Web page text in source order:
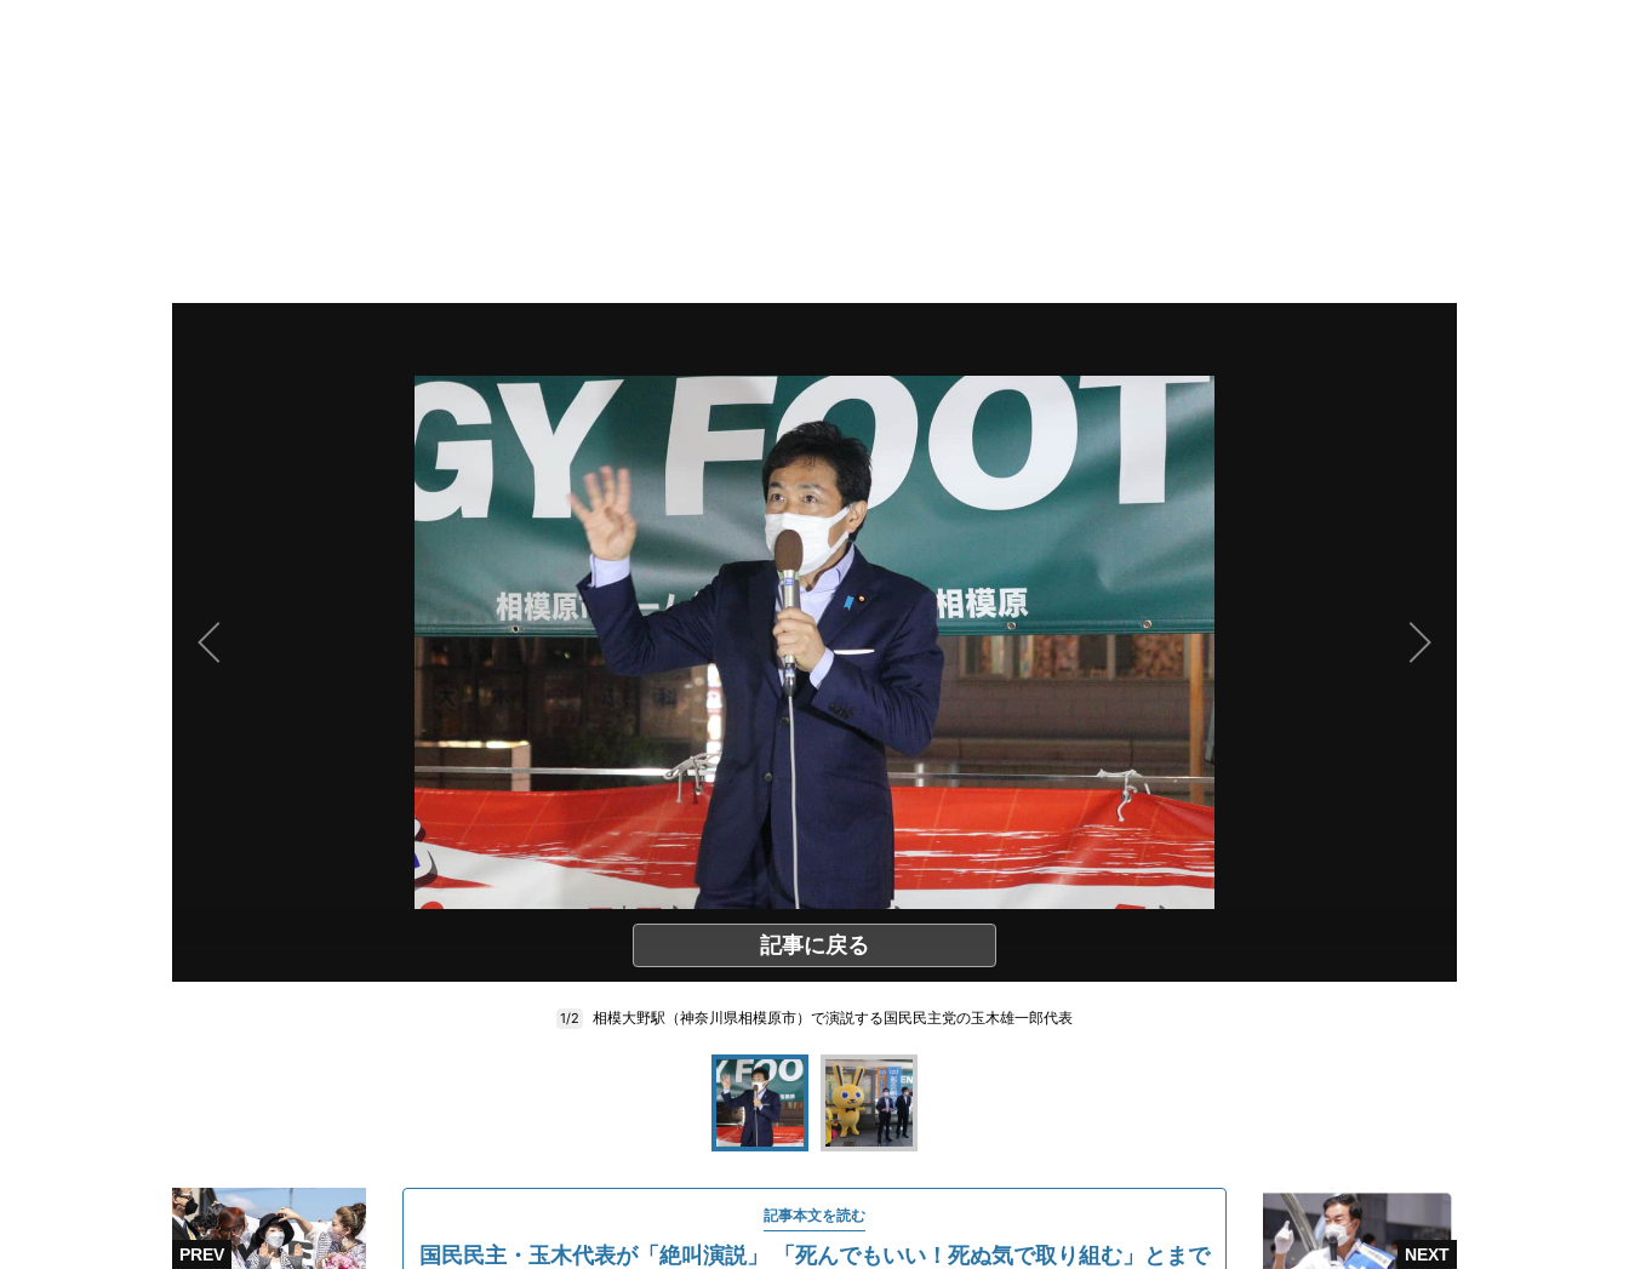
記事に戻る
1/2 相模大野駅（神奈川県相模原市）で演説する国民民主党の玉木雄一郎代表
記事本文を読む
国民民主・玉木代表が「絶叫演説」 「死んでもいい！死ぬ気で取り組む」とまで